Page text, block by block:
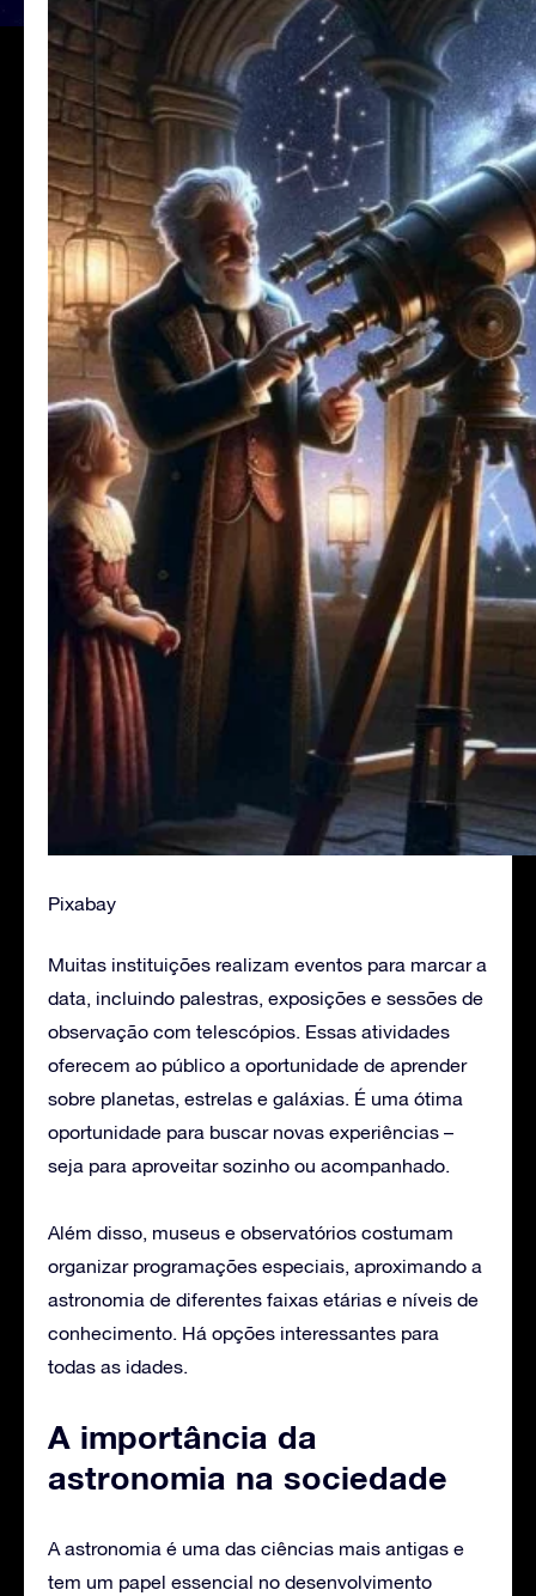
Pixabay
Muitas instituições realizam eventos para marcar a
data, incluindo palestras, exposições e sessões de
observação com telescópios. Essas atividades
oferecem ao público a oportunidade de aprender
sobre planetas, estrelas e galáxias. É uma ótima
oportunidade para buscar novas experiências –
seja para aproveitar sozinho ou acompanhado.
Além disso, museus e observatórios costumam
organizar programações especiais, aproximando a
astronomia de diferentes faixas etárias e níveis de
conhecimento. Há opções interessantes para
todas as idades.
A importância da
astronomia na sociedade
A astronomia é uma das ciências mais antigas e
tem um papel essencial no desenvolvimento